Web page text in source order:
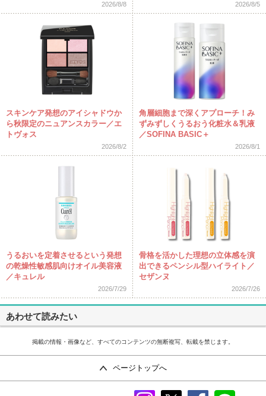
2026/8/8 2026/8/5
スキンケア発想のアイシャドウか
ら秋限定のニュアンスカラー／エ
トヴォス
2026/8/2
角層細胞まで深くアプローチ！み
ずみずしくうるおう化粧水＆乳液
／SOFINA BASIC＋
2026/8/1
うるおいを定着させるという発想
の乾燥性敏感肌向けオイル美容液
／キュレル
2026/7/29
骨格を活かした理想の立体感を演
出できるペンシル型ハイライト／
セザンヌ
2026/7/26
あわせて読みたい
掲載の情報・画像など、すべてのコンテンツの無断複写、転載を禁じます。
ページトップへ